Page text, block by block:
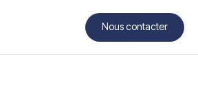
Nous contacter
Contact